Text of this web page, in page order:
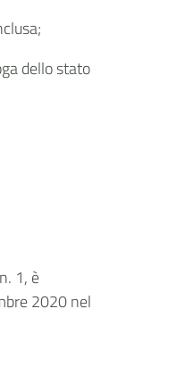
dello stato
1, è
2020 nel